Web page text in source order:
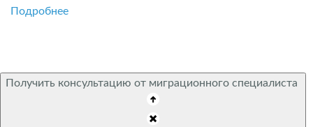
Подробнее
Получить консультацию от миграционного специалиста